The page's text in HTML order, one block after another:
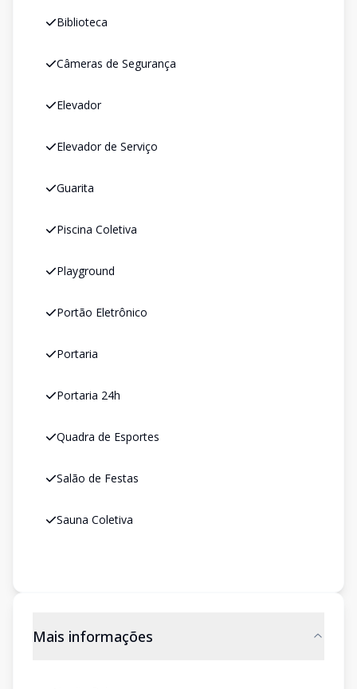
Biblioteca
Câmeras de Segurança
Elevador
Elevador de Serviço
Guarita
Piscina Coletiva
Playground
Portão Eletrônico
Portaria
Portaria 24h
Quadra de Esportes
Salão de Festas
Sauna Coletiva
Mais informações